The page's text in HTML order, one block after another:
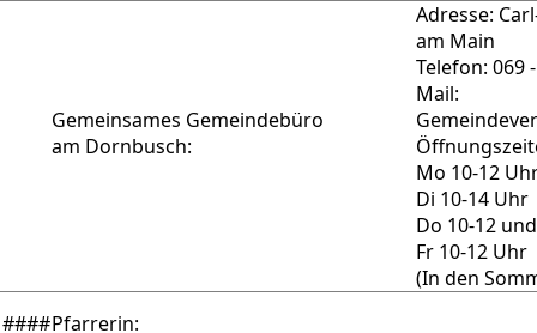
Gemeinsames Gemeindebüro
am Dornbusch:
Adresse:
am Main
Telefon: 069
Mail:
Mo 10-12
Di 10-14 Uhr
Do 10-12
Fr 10-12 Uhr
(In den
####Pfarrerin: